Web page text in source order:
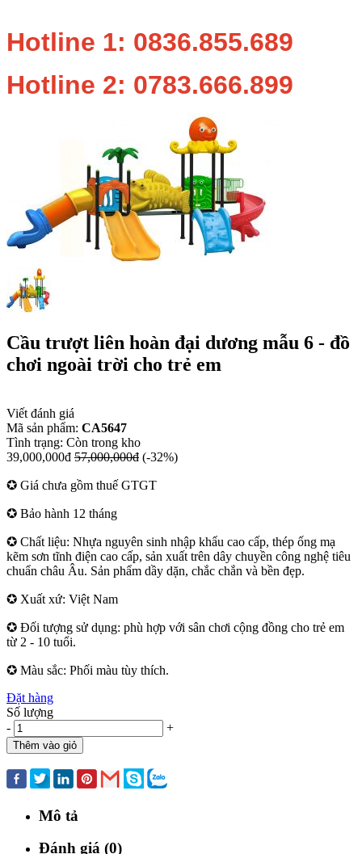
Hotline 1: 0836.855.689
Hotline 2: 0783.666.899
Cầu trượt liên hoàn đại dương mẫu 6 - đồ
chơi ngoài trời cho trẻ em
Viết đánh giá
Mã sản phẩm: CA5647
Tình trạng: Còn trong kho
39,000,000đ 57,000,000đ (-32%)
✪ Giá chưa gồm thuế GTGT
✪ Bảo hành 12 tháng
✪ Chất liệu: Nhựa nguyên sinh nhập khẩu cao cấp, thép ống mạ
kẽm sơn tĩnh điện cao cấp, sản xuất trên dây chuyền công nghệ tiêu
chuẩn châu Âu. Sản phẩm dầy dặn, chắc chắn và bền đẹp.
✪ Xuất xứ: Việt Nam
✪ Đối tượng sử dụng: phù hợp với sân chơi cộng đồng cho trẻ em
từ 2 - 10 tuổi.
✪ Màu sắc: Phối màu tùy thích.
Đặt hàng
Số lượng
-
+
Thêm vào giỏ
Mô tả
Đánh giá (0)